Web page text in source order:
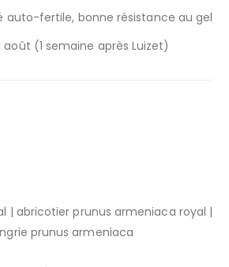
auto-fertile, bonne résistance au gel
(1 semaine après Luizet)
| abricotier prunus armeniaca royal |
prunus armeniaca